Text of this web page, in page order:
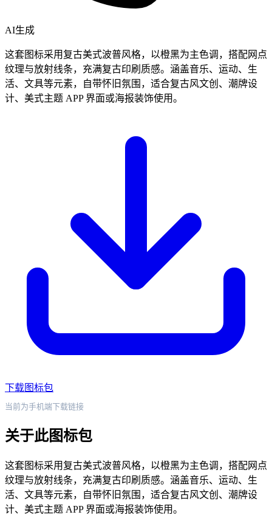
AI生成
这套图标采用复古美式波普风格，以橙黑为主色调，搭配网点
纹理与放射线条，充满复古印刷质感。涵盖音乐、运动、生
活、文具等元素，自带怀旧氛围，适合复古风文创、潮牌设
计、美式主题 APP 界面或海报装饰使用。
下载图标包
当前为手机端下载链接
关于此图标包
这套图标采用复古美式波普风格，以橙黑为主色调，搭配网点
纹理与放射线条，充满复古印刷质感。涵盖音乐、运动、生
活、文具等元素，自带怀旧氛围，适合复古风文创、潮牌设
计、美式主题 APP 界面或海报装饰使用。